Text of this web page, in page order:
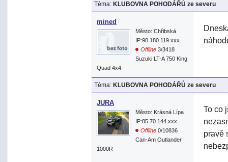
Téma: KLUBOVNA POHODÁŘŮ ze severu
mined
Město: Chřibská
IP:90.180.119.xxx
Offline 3/3418
Suzuki LT-A 750 King
Quad 4x4
Téma: KLUBOVNA POHODÁŘŮ ze severu
JURA
Město: Krásná Lípa
IP:85.70.144.xxx
Offline 0/10836
Can-Am Outlander
1000R
To co
pravě